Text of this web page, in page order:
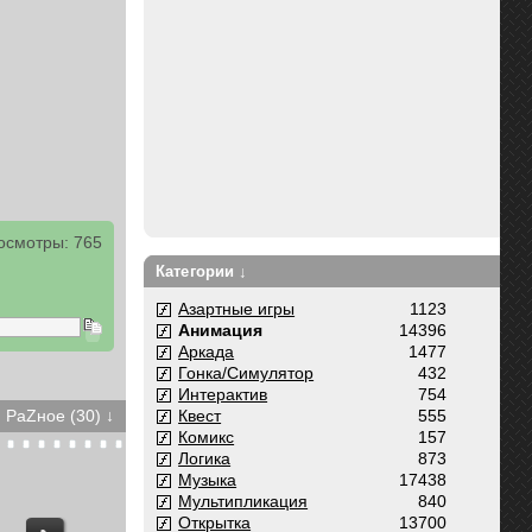
765
РаZное (30) ↓
Категории ↓
1123
Азартные игры
14396
Анимация
1477
Аркада
432
Гонка/Симулятор
754
Интерактив
555
Квест
157
Комикс
873
Логика
17438
Музыка
840
Мультипликация
13700
Открытка